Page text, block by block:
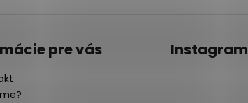
pre vás Instagram